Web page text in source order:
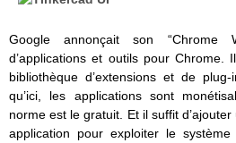
Google annonçait son “Chrome
d’applications et outils pour Chrome.
bibliothèque d’extensions et de
qu’ici, les applications sont
norme est le gratuit. Et il suffit
application pour exploiter le